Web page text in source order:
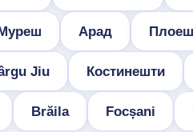
Арад
Jiu Костинешти
Brăila Focșani